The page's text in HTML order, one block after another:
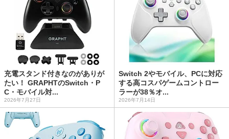
充電スタンド付きなのがありが
たい！ GRAPHTのSwitch・P
C・モバイル対...
2026年7月27日
Switch 2やモバイル、PCに対応
する高コスパゲームコントロー
ラーが38％オ...
2026年7月14日